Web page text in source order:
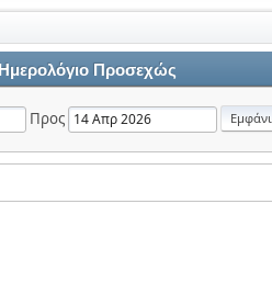
Ημερολόγιο Προσεχώς
Προς